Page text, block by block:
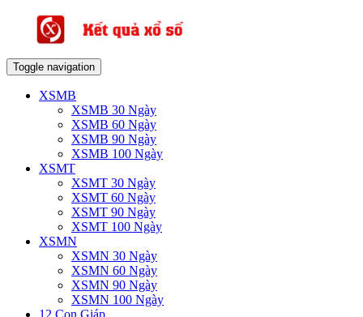
Toggle navigation
XSMB
XSMB 30 Ngày
XSMB 60 Ngày
XSMB 90 Ngày
XSMB 100 Ngày
XSMT
XSMT 30 Ngày
XSMT 60 Ngày
XSMT 90 Ngày
XSMT 100 Ngày
XSMN
XSMN 30 Ngày
XSMN 60 Ngày
XSMN 90 Ngày
XSMN 100 Ngày
12 Con Giáp